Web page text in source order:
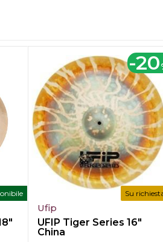
-20
Su
Ufip
UFIP Tiger Series 16"
China